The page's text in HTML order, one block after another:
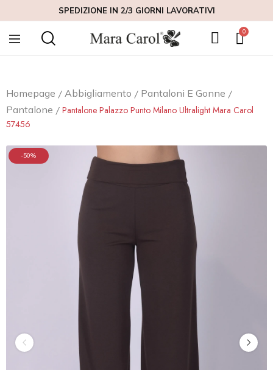
SPEDIZIONE IN 2/3 GIORNI LAVORATIVI
Homepage Abbigliamento
Pantaloni E Gonne
Pantalone
Pantalone Palazzo Punto Milano Ultralight Mara Carol
57456
-50%